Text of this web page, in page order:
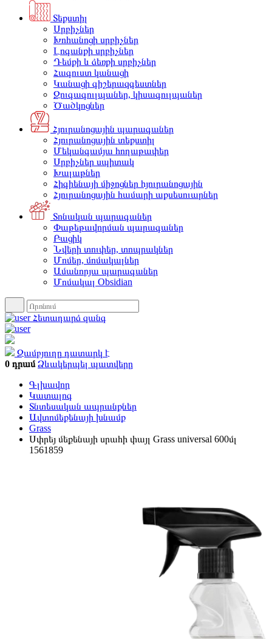
Տեքստիլ
Սրբիչներ
Խոհանոցի սրբիչներ
Լոգանքի սրբիչներ
Դեմքի և ձեռքի սրբիչներ
Հագուստ կանացի
Կանացի գիշերազգեստներ
Զուգագուլպաներ, կիսագուլպաներ
Ծածկոցներ
Հյուրանոցային պարագաներ
Հյուրանոցային տեքստիլ
Մեկանգամյա հողաթափեր
Սրբիչներ սպիտակ
Խալաթներ
Հիգիենայի միջոցներ հյուրանոցային
Հյուրանոցային համարի աքսեսուարներ
Տոնական պարագաներ
Փաթեթավորման պարագաներ
Բացիկ
Նվերի տուփեր, տոպրակներ
Մոմեր, մոմակալներ
Ամանորյա պարագաներ
Մոմակալ Obsidian
Հետադարձ զանգ
Զամբյուղը դատարկ է
0 դրամ Ձևակերպել պատվերը
Գլխավոր
Կատալոգ
Տնտեսական ապրանքներ
Ավտոմեքենայի խնամք
Grass
Սփրեյ մեքենայի սրահի փայլ Grass universal 600մլ
1561859